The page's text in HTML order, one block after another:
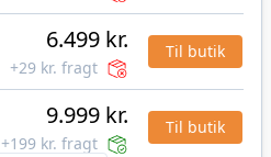
6.499 kr.
+29 kr. fragt
Til butik
9.999 kr.
+199 kr. fragt
Til butik